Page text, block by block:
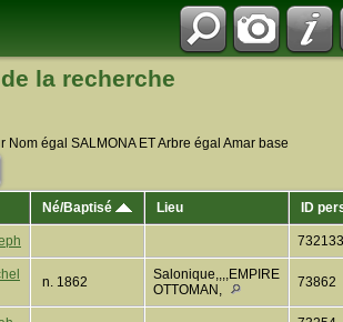
la recherche
Nom égal SALMONA ET Arbre égal Amar base
Né/Baptisé Lieu ID
732133
n. 1862
Salonique,,,,EMPIRE
OTTOMAN,
73862